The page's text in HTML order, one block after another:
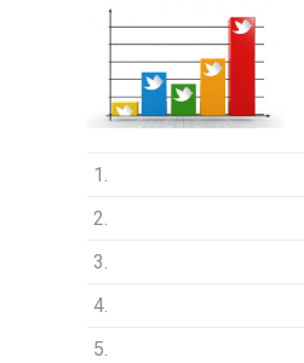
1.
2.
3.
4.
5.